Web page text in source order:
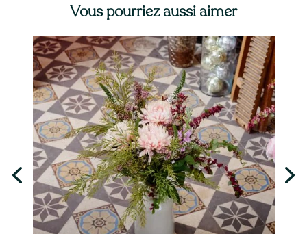
Vous pourriez aussi aimer